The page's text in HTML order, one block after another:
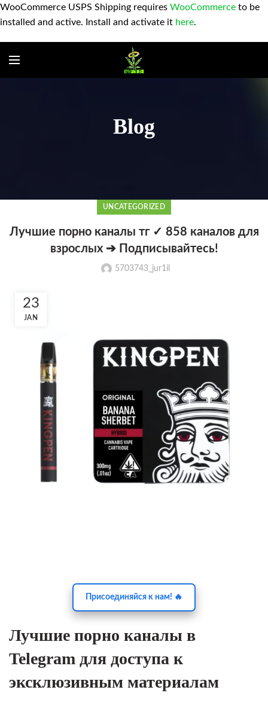
WooCommerce USPS Shipping requires WooCommerce to be
installed and active. Install and activate it here.
Blog
UNCATEGORIZED
Лучшие порно каналы тг ✓ 858 каналов для
взрослых ➔ Подписывайтесь!
5703743_jur1il
23
JAN
Присоединяйся к нам! 🔥
Лучшие порно каналы в
Telegram для доступа к
эксклюзивным материалам